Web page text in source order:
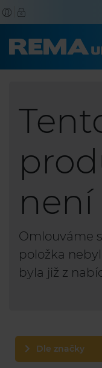
Omlouváme
položka
byla již z
Dle značky